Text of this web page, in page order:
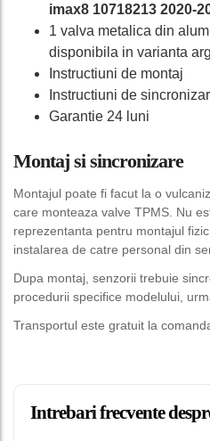
imax8 10718213 2020-
1 valva metalica din
disponibila in varianta
Instructiuni de montaj
Instructiuni de
Garantie 24 luni
Montaj si sincronizare
Montajul poate fi facut la o
care monteaza valve TPMS. Nu
reprezentanta pentru montajul
instalarea de catre personal din
Dupa montaj, senzorii trebuie
procedurii specifice modelului,
Transportul este gratuit la
Intrebari frecvente